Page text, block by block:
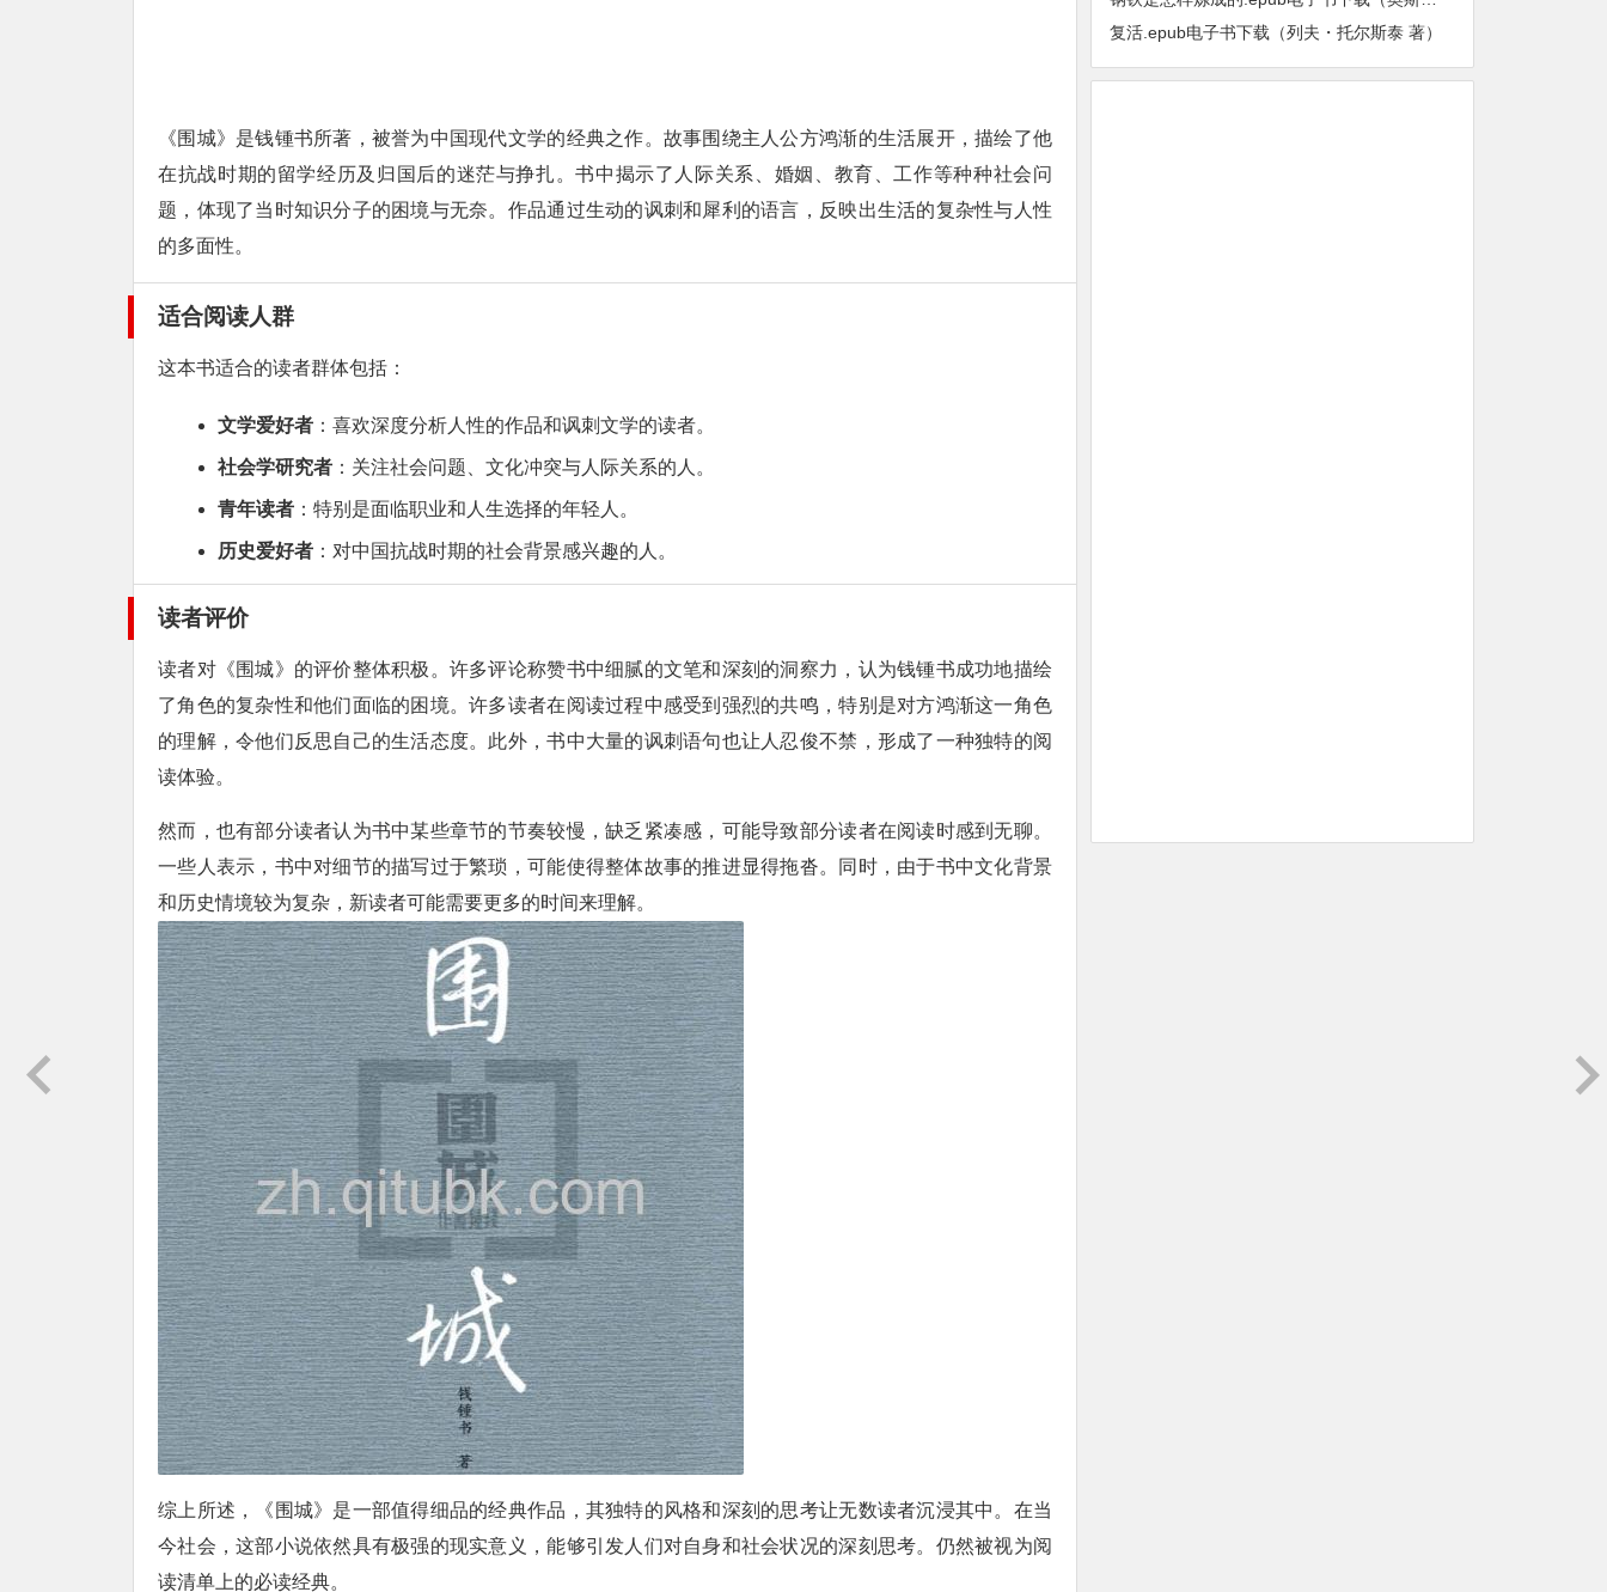
《围城》是钱锺书所著，被誉为中国现代文学的经典之作。故事围绕主人公方鸿渐的生活展开，描绘了他
在抗战时期的留学经历及归国后的迷茫与挣扎。书中揭示了人际关系、婚姻、教育、工作等种种社会问
题，体现了当时知识分子的困境与无奈。作品通过生动的讽刺和犀利的语言，反映出生活的复杂性与人性
的多面性。
适合阅读人群
这本书适合的读者群体包括：
文学爱好者 ：喜欢深度分析人性的作品和讽刺文学的读者。
社会学研究者 ：关注社会问题、文化冲突与人际关系的人。
青年读者 ：特别是面临职业和人生选择的年轻人。
历史爱好者 ：对中国抗战时期的社会背景感兴趣的人。
读者评价
读者对《围城》的评价整体积极。许多评论称赞书中细腻的文笔和深刻的洞察力，认为钱锺书成功地描绘
了角色的复杂性和他们面临的困境。许多读者在阅读过程中感受到强烈的共鸣，特别是对方鸿渐这一角色
的理解，令他们反思自己的生活态度。此外，书中大量的讽刺语句也让人忍俊不禁，形成了一种独特的阅
读体验。
然而，也有部分读者认为书中某些章节的节奏较慢，缺乏紧凑感，可能导致部分读者在阅读时感到无聊。
一些人表示，书中对细节的描写过于繁琐，可能使得整体故事的推进显得拖沓。同时，由于书中文化背景
和历史情境较为复杂，新读者可能需要更多的时间来理解。
综上所述，《围城》是一部值得细品的经典作品，其独特的风格和深刻的思考让无数读者沉浸其中。在当
今社会，这部小说依然具有极强的现实意义，能够引发人们对自身和社会状况的深刻思考。仍然被视为阅
读清单上的必读经典。
复活.epub电子书下载（列夫・托尔斯泰 著）